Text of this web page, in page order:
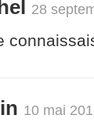
28
10 mai